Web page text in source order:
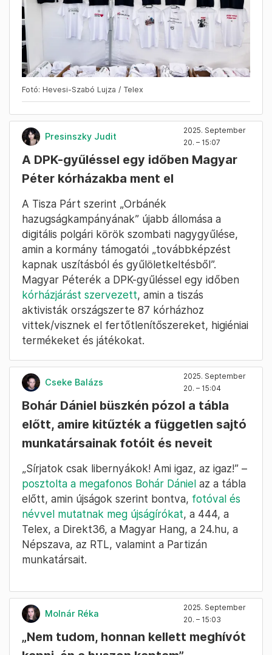
5500-ért DPK-s pólót, 15 ezerért
pulcsit is lehet venni
Ilyeneket:
Fotó: Hevesi-Szabó Lujza / Telex
Presinszky Judit
2025. September
20. – 15:07
A DPK-gyűléssel egy időben Magyar
Péter kórházakba ment el
hazugságkampányának” újabb állomása a
digitális polgári körök szombati nagygyűlése,
amin a kormány támogatói „továbbképzést
kapnak uszításból és gyűlöletkeltésből”.
Magyar Péterék a DPK-gyűléssel egy időben
kórházjárást szervezett, amin a tiszás
aktivisták országszerte 87 kórházhoz
vittek/visznek el fertőtlenítőszereket, higiéniai
termékeket és játékokat.
Cseke Balázs
2025. September
20. – 15:04
Bohár Dániel büszkén pózol a tábla
munkatársainak fotóit és neveit
„Sírjatok csak libernyákok! Ami igaz, az igaz!” –
posztolta a megafonos Bohár Dánielaz a tábla
előtt, amin újságok szerint bontva,